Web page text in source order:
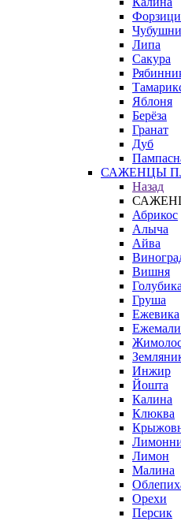
Липа
Сакура
Яблоня
Берёза
Гранат
Дуб
САЖЕНЦЫ
Назад
Абрикос
Алыча
Айва
Вишня
Голубика
Груша
Ежевика
Инжир
Йошта
Калина
Клюква
Лимон
Малина
Орехи
Персик